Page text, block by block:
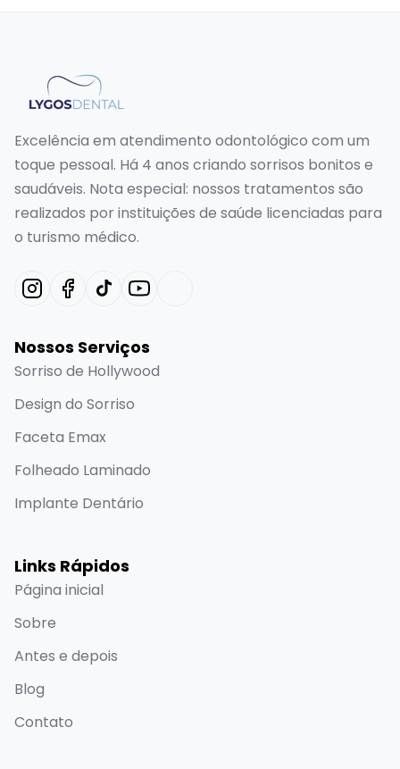
Excelência em atendimento odontológico com um
toque pessoal. Há 4 anos criando sorrisos bonitos e
saudáveis. Nota especial: nossos tratamentos são
realizados por instituições de saúde licenciadas para
o turismo médico.
Nossos Serviços
Sorriso de Hollywood
Design do Sorriso
Faceta Emax
Folheado Laminado
Implante Dentário
Links Rápidos
Página inicial
Sobre
Antes e depois
Blog
Contato